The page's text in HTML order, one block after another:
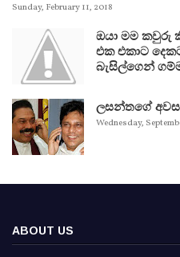
Sunday, February 11, 2018
ඔයා මම කවුරු
එක එකාට
බැසිල්ගෙන්
ලසන්තගේ
Wednesday,
ABOUT US